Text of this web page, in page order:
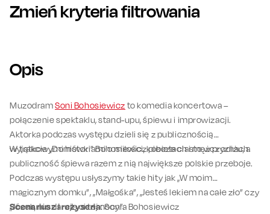
Zmień kryteria filtrowania
Opis
MuzodramSoni Bohosiewicz to komedia koncertowa –
połączenie spektaklu, stand-upu, śpiewu i improwizacji.
Aktorka podczas występu dzieli się z publicznością
wyjątkowymi historiami o miłości, kobietach i mężczyznach.
W trakcie „Domówki” Bohosiewicz piecze ciasto w prodiżu, a
publiczność śpiewa razem z nią największe polskie przeboje.
Podczas występu usłyszymy takie hity jak „W moim
magicznym domku”, „Małgośka”, „Jesteś lekiem na całe zło” czy
„Józek, nie daruję ci tej nocy”.
Scenariusz i reżyseria: Sonia Bohosiewicz